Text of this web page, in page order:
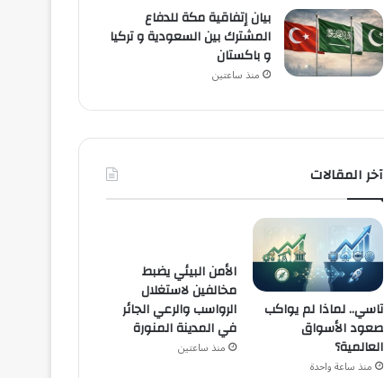
بيان إتفاقية مكة للدفاع
المشترك بين السعودية و تركيا
و باكستان
منذ ساعتين
آخر المقالات
تاسي.. لماذا لم يواكب
صعود الأسواق
العالمية؟
منذ ساعة واحدة
الأمن البيئي يضبط
مخالفين لاستغلال
الرواسب والرعي الجائر
في المدينة المنورة
منذ ساعتين